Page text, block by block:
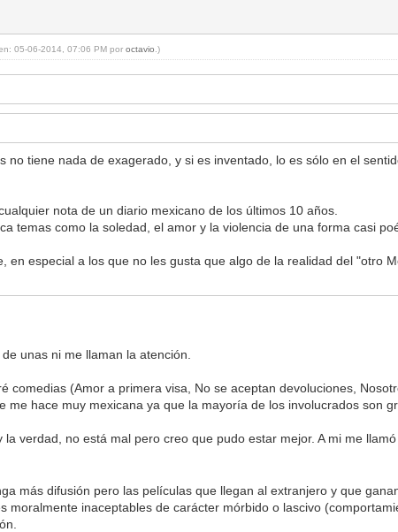
05-06-2014, 07:06 PM poroctavio .)
no tiene nada de exagerado, y si es inventado, lo es sólo en el
nota de un diario mexicano de los últimos 10 años.
temas como la soledad, el amor y la violencia de una forma casi
en especial a los que no les gusta que algo de la realidad del "otro
unas ni me llaman la atención.
comedias (Amor a primera visa, No se aceptan devoluciones,
me hace muy mexicana ya que la mayoría de los involucrados son
verdad, no está mal pero creo que pudo estar mejor. A mi me
más difusión pero las películas que llegan al extranjero y que
moralmente inaceptables de carácter mórbido o lascivo